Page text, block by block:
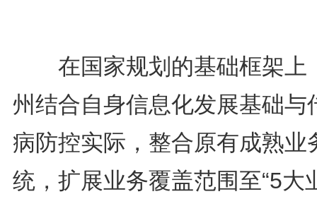
在国家规划的基础框架上
州结合自身信息化发展基础与
病防控实际，整合原有成熟业
统，扩展业务覆盖范围至“5大